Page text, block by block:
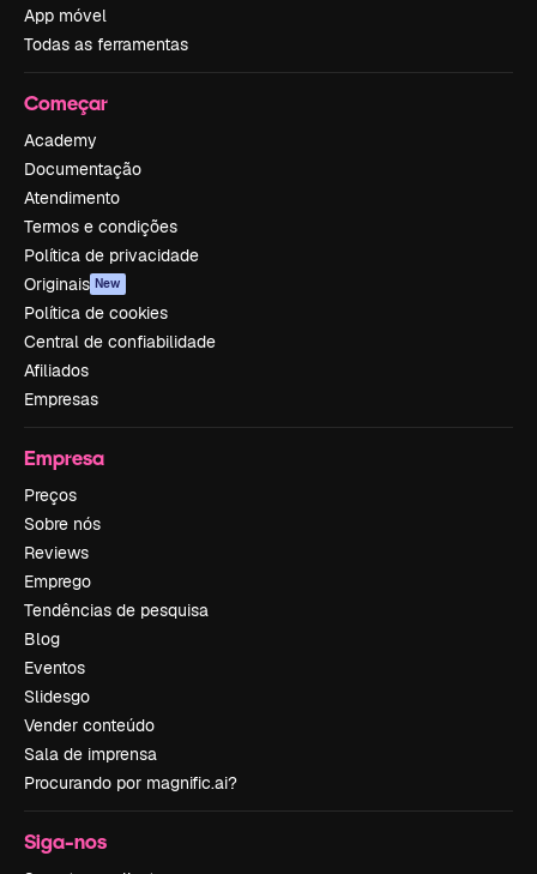
App móvel
Todas as ferramentas
Começar
Academy
Documentação
Atendimento
Termos e condições
Política de privacidade
Originais New
Política de cookies
Central de confiabilidade
Afiliados
Empresas
Empresa
Preços
Sobre nós
Reviews
Emprego
Tendências de pesquisa
Blog
Eventos
Slidesgo
Vender conteúdo
Sala de imprensa
Procurando por magnific.ai?
Siga-nos